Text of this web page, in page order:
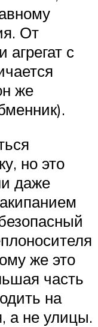
От
с
же
но это
даже
же это
часть
на
а не улицы.